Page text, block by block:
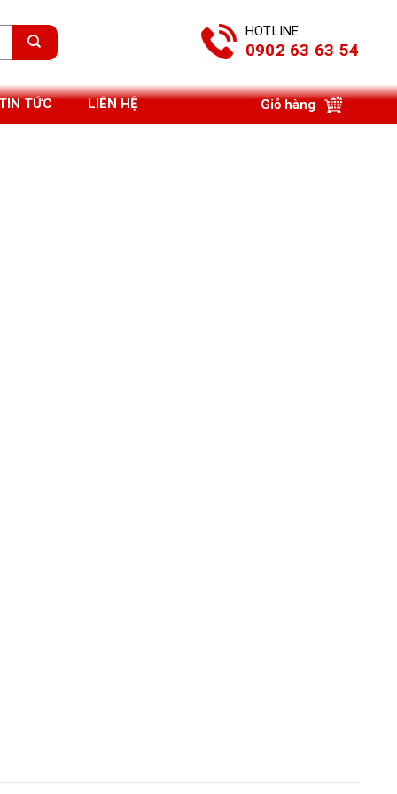
HOTLINE
0902 63 63 54
TỨC LIÊN HỆ Giỏ hàng